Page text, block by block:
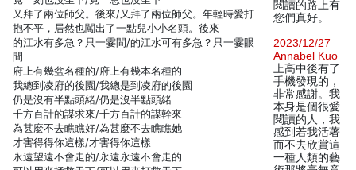
又拜了兩位師父。後來/又拜了兩位師父。年輕時愛打
抱不平，居然也闖出了一點兒小小名頭。後來
的江水有多急？只一霎間/的江水可有多急？只一霎眼
間
府上有幾盆名種的/府上有幾本名種的
我總到凌府的後園/我總是到凌府的後園
仍是沒有半點頭緒/仍是沒半點頭緒
千方百計的謀求來/千方百計的謀幹來
為甚麼不去瞧瞧好/為甚麼不去瞧瞧她
才害得得你這樣/才害得你這樣
永遠望遠不會走的/永遠永遠不會走的
閱讀的路上有
您們真好。
2023/12/27
Annabel Kuo
上高中後有了
手機發現的，
非常感謝。我
本身是個很愛
閱讀的人，我
感到若我活著
而不去欣賞這
一種人類的藝